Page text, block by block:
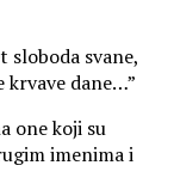
sloboda svane,
dane…”
one koji su
imenima i